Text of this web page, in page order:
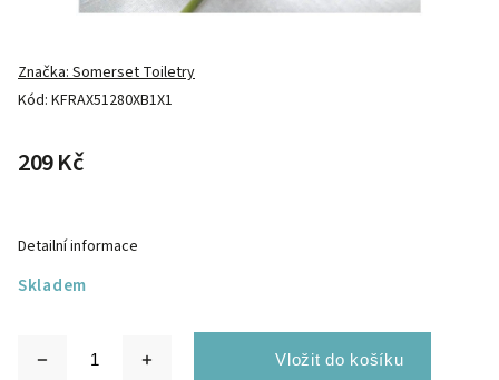
Kód: KFRAX51280XB1X1
Značka:Somerset Toiletry
209 Kč
Skladem
Detailní informace